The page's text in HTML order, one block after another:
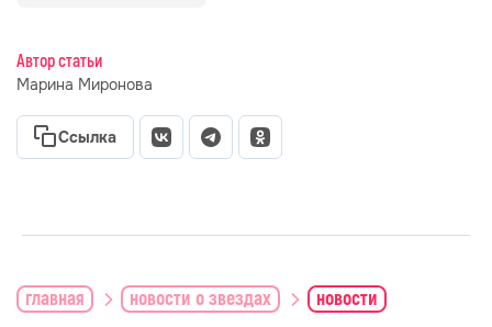
Автор статьи
Марина Миронова
Ссылка
главная новости о звездах новости